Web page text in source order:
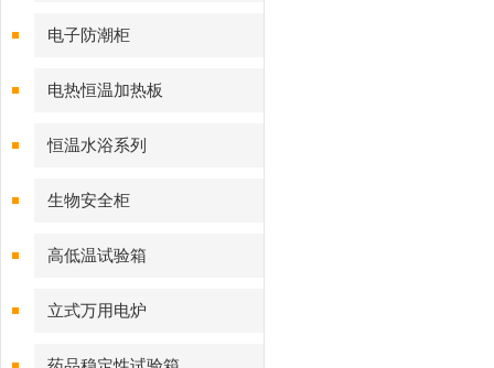
电子防潮柜
电热恒温加热板
恒温水浴系列
生物安全柜
高低温试验箱
立式万用电炉